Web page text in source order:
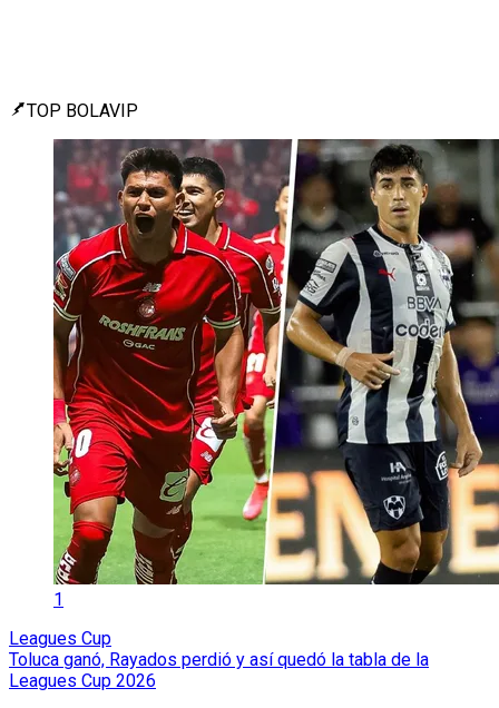
TOP BOLAVIP
1
Leagues Cup
Toluca ganó, Rayados perdió y así quedó la tabla de la
Leagues Cup 2026